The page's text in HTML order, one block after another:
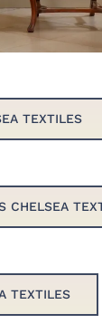
TEXTILES
CHELSEA
TEXTILES